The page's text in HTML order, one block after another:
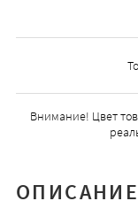
Внимание! Цвет
ОПИСАНИЕ